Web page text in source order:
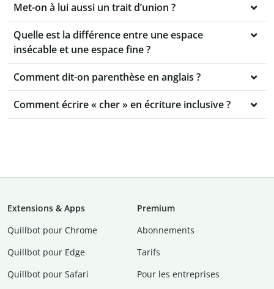
Met-on à lui aussi un trait d’union ?
Quelle est la différence entre une espace
insécable et une espace fine ?
Comment dit-on parenthèse en anglais ?
Comment écrire « cher » en écriture inclusive ?
Extensions & Apps
Quillbot pour Chrome
Quillbot pour Edge
Quillbot pour Safari
Premium
Abonnements
Tarifs
Pour les entreprises